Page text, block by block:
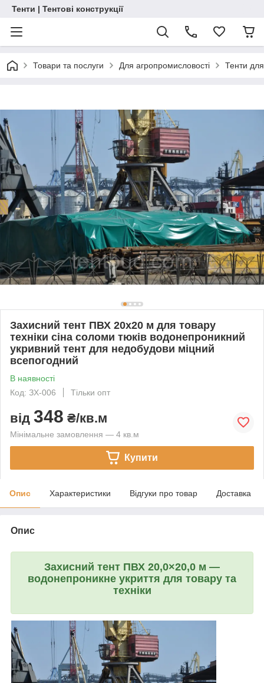
Тенти | Тентові конструкції
Товари та послуги Для агропромисловості Тенти для
Захисний тент ПВХ 20х20 м для товару
техніки сіна соломи тюків водонепроникний
укривний тент для недобудови міцний
всепогодний
В наявності
Код: ЗХ-006
Тільки опт
від 348 ₴/кв.м
Мінімальне замовлення — 4 кв.м
Купити
Опис Характеристики Відгуки про товар Доставка
Опис
Захисний тент ПВХ 20,0×20,0 м —
водонепроникне укриття для товару та
техніки